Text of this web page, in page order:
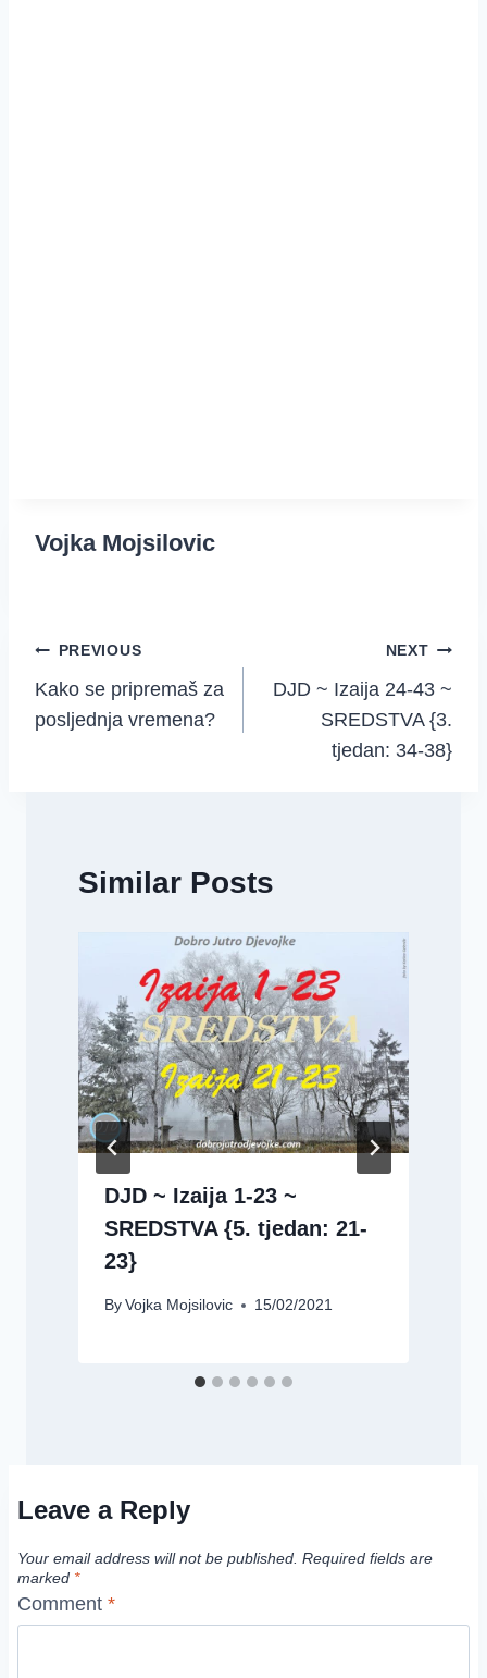
Vojka Mojsilovic
Post
navigation
PREVIOUS
Kako se pripremaš za
posljednja vremena?
NEXT
DJD ~ Izaija 24-43 ~
SREDSTVA {3.
tjedan: 34-38}
Similar Posts
DJD ~ Izaija 1-23 ~
SREDSTVA {5. tjedan: 21-
23}
ByVojka Mojsilovic 15/02/2021
Leave a Reply
Your email address will not be published. Required fields are
marked *
Comment *